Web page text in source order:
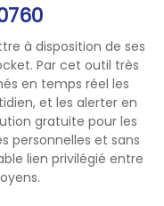
à disposition de ses
Par cet outil très
en temps réel les
et les alerter en
gratuite pour les
personnelles et sans
lien privilégié entre
de